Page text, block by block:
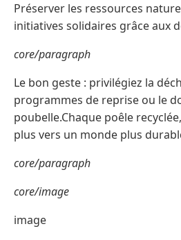
Préserver les ressources
initiatives solidaires grâce aux
core/paragraph
Le bon geste : privilégiez la
programmes de reprise ou le
poubelle.Chaque poêle
plus vers un monde plus
core/paragraph
core/image
image